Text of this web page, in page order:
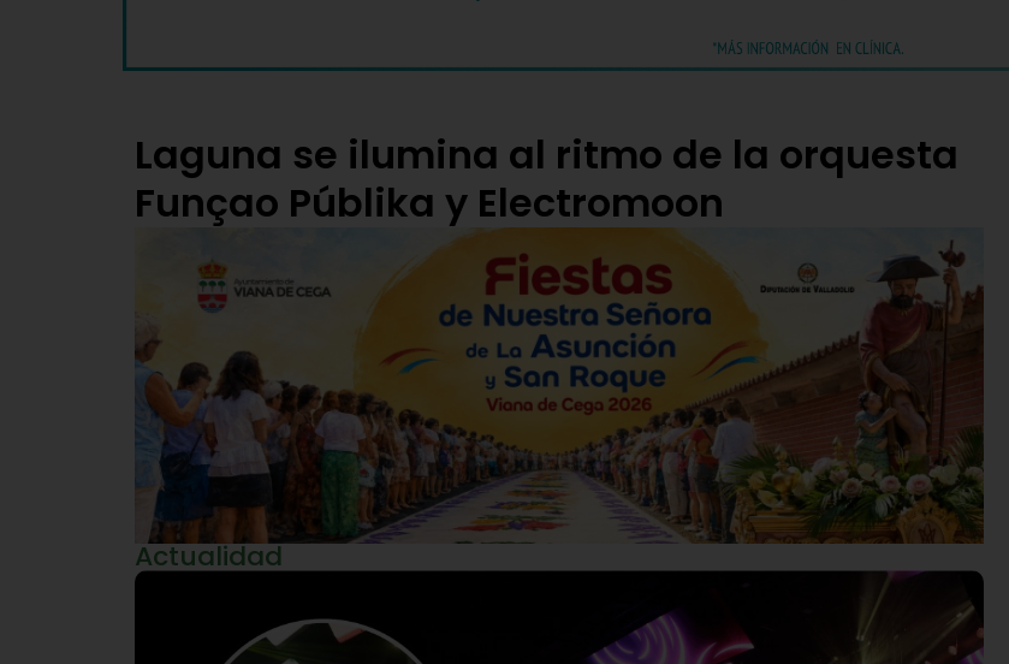
Laguna se ilumina al ritmo de la orquesta
Funçao Públika y Electromoon
Actualidad